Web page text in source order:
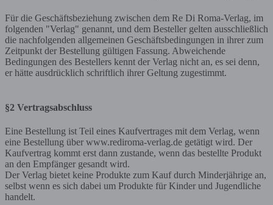
Für die Geschäftsbeziehung zwischen dem Re Di Roma-Verlag, im
folgenden "Verlag" genannt, und dem Besteller gelten ausschließlich
die nachfolgenden allgemeinen Geschäftsbedingungen in ihrer zum
Zeitpunkt der Bestellung gültigen Fassung. Abweichende
Bedingungen des Bestellers kennt der Verlag nicht an, es sei denn,
er hätte ausdrücklich schriftlich ihrer Geltung zugestimmt.
§2 Vertragsabschluss
Eine Bestellung ist Teil eines Kaufvertrages mit dem Verlag, wenn
eine Bestellung über www.rediroma-verlag.de getätigt wird. Der
Kaufvertrag kommt erst dann zustande, wenn das bestellte Produkt
an den Empfänger gesandt wird.
Der Verlag bietet keine Produkte zum Kauf durch Minderjährige an,
selbst wenn es sich dabei um Produkte für Kinder und Jugendliche
handelt.